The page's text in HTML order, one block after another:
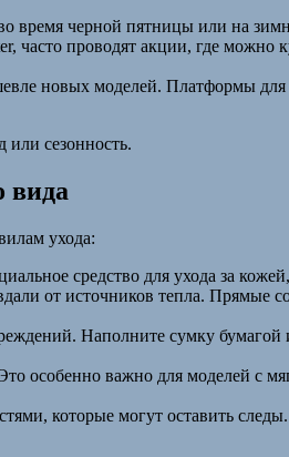
время черной пятницы или на
часто проводят акции, где можно
новых моделей. Платформы для
или сезонность.
вида
ухода:
средство для ухода за
от источников тепла. Прямые
Наполните сумку
особенно важно для моделей с
которые могут оставить следы.